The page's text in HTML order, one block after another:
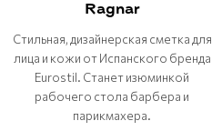
Ragnar
Стильная, дизайнерская сметка для
лица и кожи от Испанского бренда
Eurostil. Станет изюминкой
рабочего стола барбера и
парикмахера.